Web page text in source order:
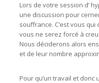
Lors de votre session d’
une discussion pour
souffrance. C’est vous
vous ne serez forcé à
Nous déciderons alors
et de leur nombre
Pour qu’un travail et